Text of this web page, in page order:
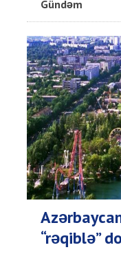
Gündəm
“rəqiblə”